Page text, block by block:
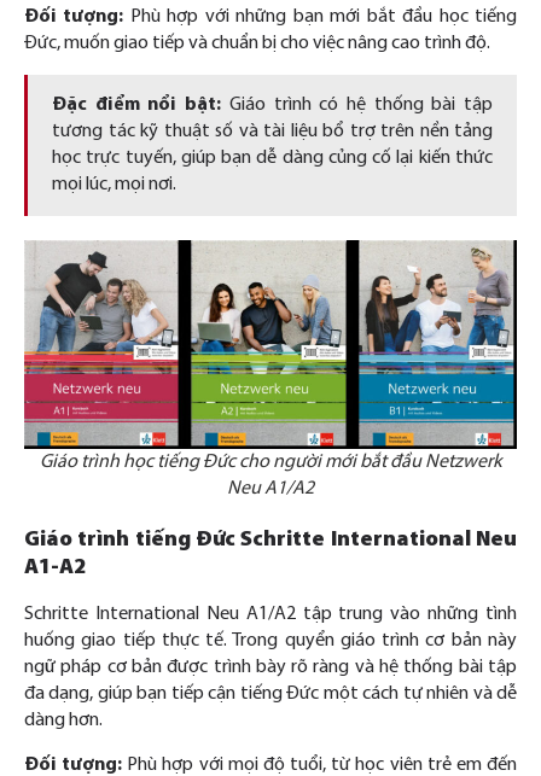
Đối tượng: Phù hợp với những bạn mới bắt đầu học tiếng
Đức, muốn giao tiếp và chuẩn bị cho việc nâng cao trình độ.
Đặc điểm nổi bật: Giáo trình có hệ thống bài tập
tương tác kỹ thuật số và tài liệu bổ trợ trên nền tảng
học trực tuyến, giúp bạn dễ dàng củng cố lại kiến thức
mọi lúc, mọi nơi.
Giáo trình học tiếng Đức cho người mới bắt đầu Netzwerk
Neu A1/A2
Giáo trình tiếng Đức Schritte International Neu
A1-A2
Schritte International Neu A1/A2 tập trung vào những tình
huống giao tiếp thực tế. Trong quyển giáo trình cơ bản này
ngữ pháp cơ bản được trình bày rõ ràng và hệ thống bài tập
đa dạng, giúp bạn tiếp cận tiếng Đức một cách tự nhiên và dễ
dàng hơn.
Đối tượng: Phù hợp với mọi độ tuổi, từ học viên trẻ em đến